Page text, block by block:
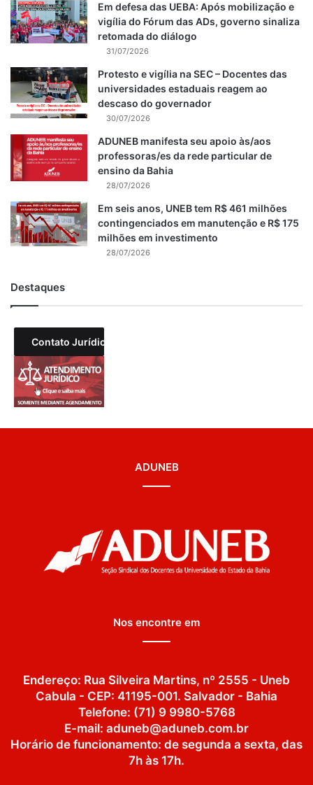
Em defesa das UEBA: Após mobilização e
vigília do Fórum das ADs, governo sinaliza
retomada do diálogo
31/07/2026
Protesto e vigília na SEC – Docentes das
universidades estaduais reagem ao
descaso do governador
30/07/2026
ADUNEB manifesta seu apoio às/aos
professoras/es da rede particular de
ensino da Bahia
28/07/2026
Em seis anos, UNEB tem R$ 461 milhões
contingenciados em manutenção e R$ 175
milhões em investimento
28/07/2026
Destaques
Contato Jurídico
ADUNEB
Nos encontre em
Endereço: Rua Silveira Martins, nº 2555 - Uneb
Cabula - CEP: 41195-001. Salvador - Bahia
Telefone: (71) 9 9980-5768
E-mail: aduneb@aduneb.com.br
Horário de funcionamento: de segunda a sexta, das
7h às 17h.